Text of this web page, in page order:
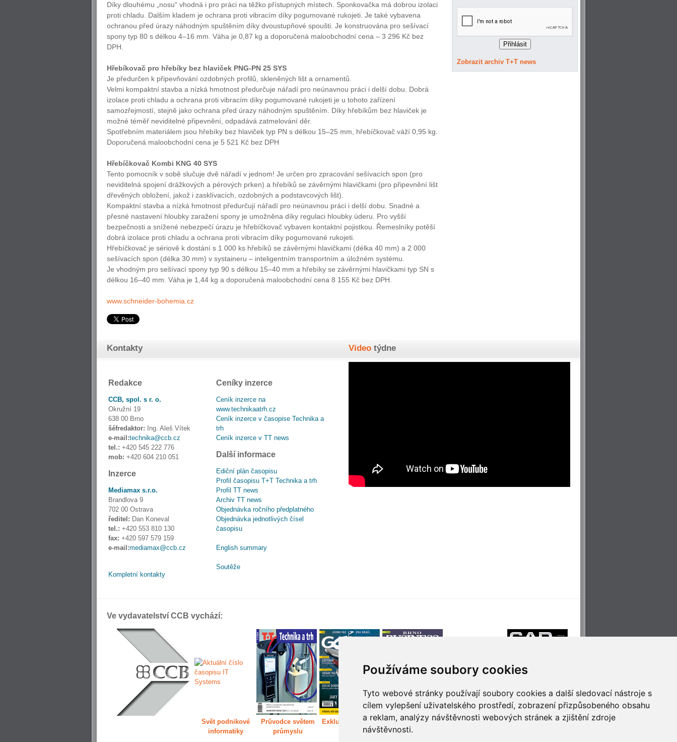
Používáme soubory cookies
Tyto webové stránky používají soubory cookies a další sledovací nástroje s
cílem vylepšení uživatelského prostředí, zobrazení přizpůsobeného obsahu
a reklam, analýzy návštěvnosti webových stránek a zjištění zdroje
návštěvnosti.
Díky dlouhému „nosu“ vhodná i pro práci na těžko přístupných místech. Sponkovačka má dobrou izolaci
proti chladu. Dalším kladem je ochrana proti vibracím díky pogumované rukojeti. Je také vybavena
ochranou před úrazy náhodným spuštěním díky dvoustupňové spoušti. Je konstruována pro sešívací
spony typ 80 s délkou 4–16 mm. Váha je 0,87 kg a doporučená maloobchodní cena – 3 296 Kč bez
DPH.
Hřebíkovač pro hřebíky bez hlaviček PNG-PN 25 SYS
Je předurčen k připevňování ozdobných profilů, skleněných lišt a ornamentů.
Velmi kompaktní stavba a nízká hmotnost předurčuje nářadí pro neúnavnou práci i delší dobu. Dobrá
izolace proti chladu a ochrana proti vibracím díky pogumované rukojeti je u tohoto zařízení
samozřejmostí, stejně jako ochrana před úrazy náhodným spuštěním. Díky hřebíkům bez hlaviček je
možné téměř neviditelné připevnění, odpadává zatmelování děr.
Spotřebním materiálem jsou hřebíky bez hlaviček typ PN s délkou 15–25 mm, hřebíčkovač váží 0,95 kg.
Doporučená maloobchodní cena je 5 521 Kč bez DPH
Hřebíčkovač Kombi KNG 40 SYS
Tento pomocník v sobě slučuje dvě nářadí v jednom! Je určen pro zpracování sešívacích spon (pro
neviditelná spojení drážkových a pérových prken) a hřebíků se závěrnými hlavičkami (pro připevnění lišt
dřevěných obložení, jakož i zasklívacích, ozdobných a podstavcových lišt).
Kompaktní stavba a nízká hmotnost předurčují nářadí pro neúnavnou práci i delší dobu. Snadné a
přesné nastavení hloubky zaražení spony je umožněna díky regulaci hloubky úderu. Pro vyšší
bezpečnosti a snížené nebezpečí úrazu je hřebíčkovač vybaven kontaktní pojistkou. Řemeslníky potěší
dobrá izolace proti chladu a ochrana proti vibracím díky pogumované rukojeti.
Hřebíčkovač je sériově k dostání s 1 000 ks hřebíků se závěrnými hlavičkami (délka 40 mm) a 2 000
sešívacích spon (délka 30 mm) v systaineru – inteligentním transportním a úložném systému.
Je vhodným pro sešívací spony typ 90 s délkou 15–40 mm a hřebíky se závěrnými hlavičkami typ SN s
délkou 16–40 mm. Váha je 1,44 kg a doporučená maloobchodní cena 8 155 Kč bez DPH.
www.schneider-bohemia.cz
Zobrazit archiv T+T news
Kontakty
Redakce
CCB, spol. s r. o.
Okružní 19
638 00 Brno
šéfredaktor: Ing. Aleš Vítek
e-mail:technika@ccb.cz
tel.: +420 545 222 776
mob: +420 604 210 051
Inzerce
Mediamax s.r.o.
Brandlova 9
702 00 Ostrava
ředitel: Dan Koneval
tel.: +420 553 810 130
fax: +420 597 579 159
e-mail:mediamax@ccb.cz
Kompletní kontakty
Ceníky inzerce
Ceník inzerce na
www.technikaatrh.cz
Ceník inzerce v časopise Technika a
trh
Ceník inzerce v TT news
Další informace
Ediční plán časopisu
Profil časopisu T+T Technika a trh
Profil TT news
Archiv TT news
Objednávka ročního předplatného
Objednávka jednotlivých čísel
časopisu
English summary
Soutěže
Video týdne
Ve vydavatelství CCB vychází:
Svět podnikové
informatiky
Průvodce světem
průmyslu
Exkluzivně světem
Děláme Brno větší Příjemné cestování
Technologie pro